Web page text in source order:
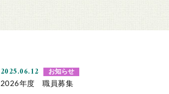
2025.06.12 お知らせ
2026年度 職員募集